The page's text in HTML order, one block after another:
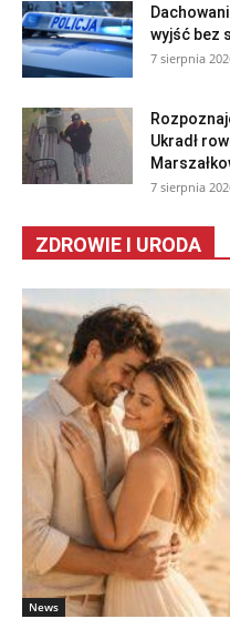
wyjść bez
7 sierpnia
Ukradł
7 sierpnia
ZDROWIE I URODA
News